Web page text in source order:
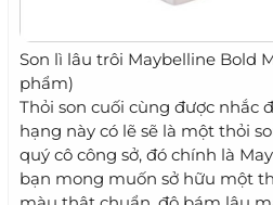
Son lì lâu trôi Maybelline Bold
phẩm)
Thỏi son cuối cùng được nhắc
hạng này có lẽ sẽ là một thỏi
quý cô công sở, đó chính là
bạn mong muốn sở hữu một